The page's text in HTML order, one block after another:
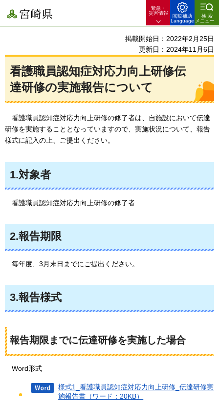
宮崎県
緊急・
災害情報
閲覧補助
Language
検索
メニュー
掲載開始日：2022年2月25日
更新日：2024年11月6日
看護職員認知症対応力向上研修伝
達研修の実施報告について
看護職員認知症対応力向上研修の修了者は、自施設において伝達
研修を実施することとなっていますので、実施状況について、報告
様式に記入の上、ご提出ください。
1.対象者
看護職員認知症対応力向上研修の修了者
2.報告期限
毎年度、3月末日までにご提出ください。
3.報告様式
報告期限までに伝達研修を実施した場合
Word形式
様式1_看護職員認知症対応力向上研修_伝達研修実
施報告書（ワード：20KB）